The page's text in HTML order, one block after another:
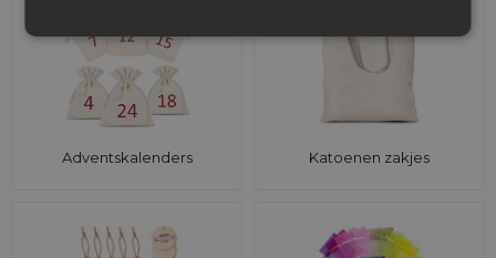
Adventskalenders Katoenen zakjes